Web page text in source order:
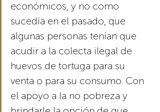
económicos, y no como
sucedía en el pasado, que
algunas personas tenían que
acudir a la colecta ilegal de
huevos de tortuga para su
venta o para su consumo. Con
el apoyo a la no pobreza y